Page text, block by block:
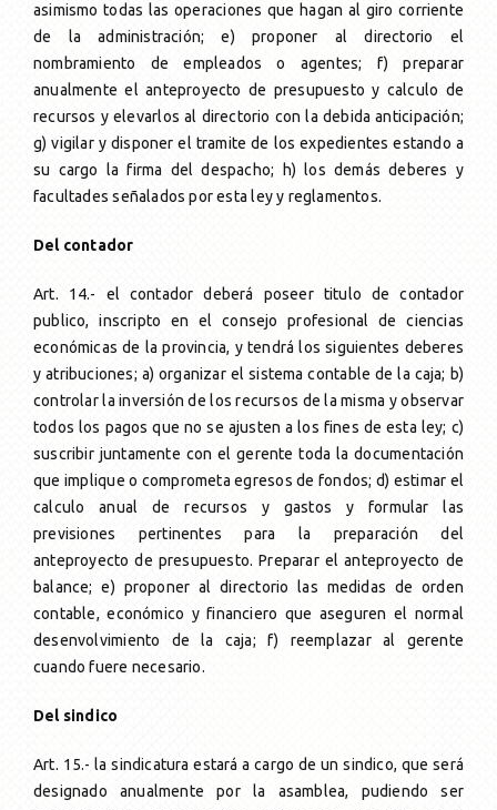
asimismo todas las operaciones que hagan al giro corriente
de la administración; e) proponer al directorio el
nombramiento de empleados o agentes; f) preparar
anualmente el anteproyecto de presupuesto y calculo de
recursos y elevarlos al directorio con la debida anticipación;
g) vigilar y disponer el tramite de los expedientes estando a
su cargo la firma del despacho; h) los demás deberes y
facultades señalados por esta ley y reglamentos.
Del contador
Art. 14.- el contador deberá poseer titulo de contador
publico, inscripto en el consejo profesional de ciencias
económicas de la provincia, y tendrá los siguientes deberes
y atribuciones; a) organizar el sistema contable de la caja; b)
controlar la inversión de los recursos de la misma y observar
todos los pagos que no se ajusten a los fines de esta ley; c)
suscribir juntamente con el gerente toda la documentación
que implique o comprometa egresos de fondos; d) estimar el
calculo anual de recursos y gastos y formular las
previsiones pertinentes para la preparación del
anteproyecto de presupuesto. Preparar el anteproyecto de
balance; e) proponer al directorio las medidas de orden
contable, económico y financiero que aseguren el normal
desenvolvimiento de la caja; f) reemplazar al gerente
cuando fuere necesario.
Del sindico
Art. 15.- la sindicatura estará a cargo de un sindico, que será
designado anualmente por la asamblea, pudiendo ser